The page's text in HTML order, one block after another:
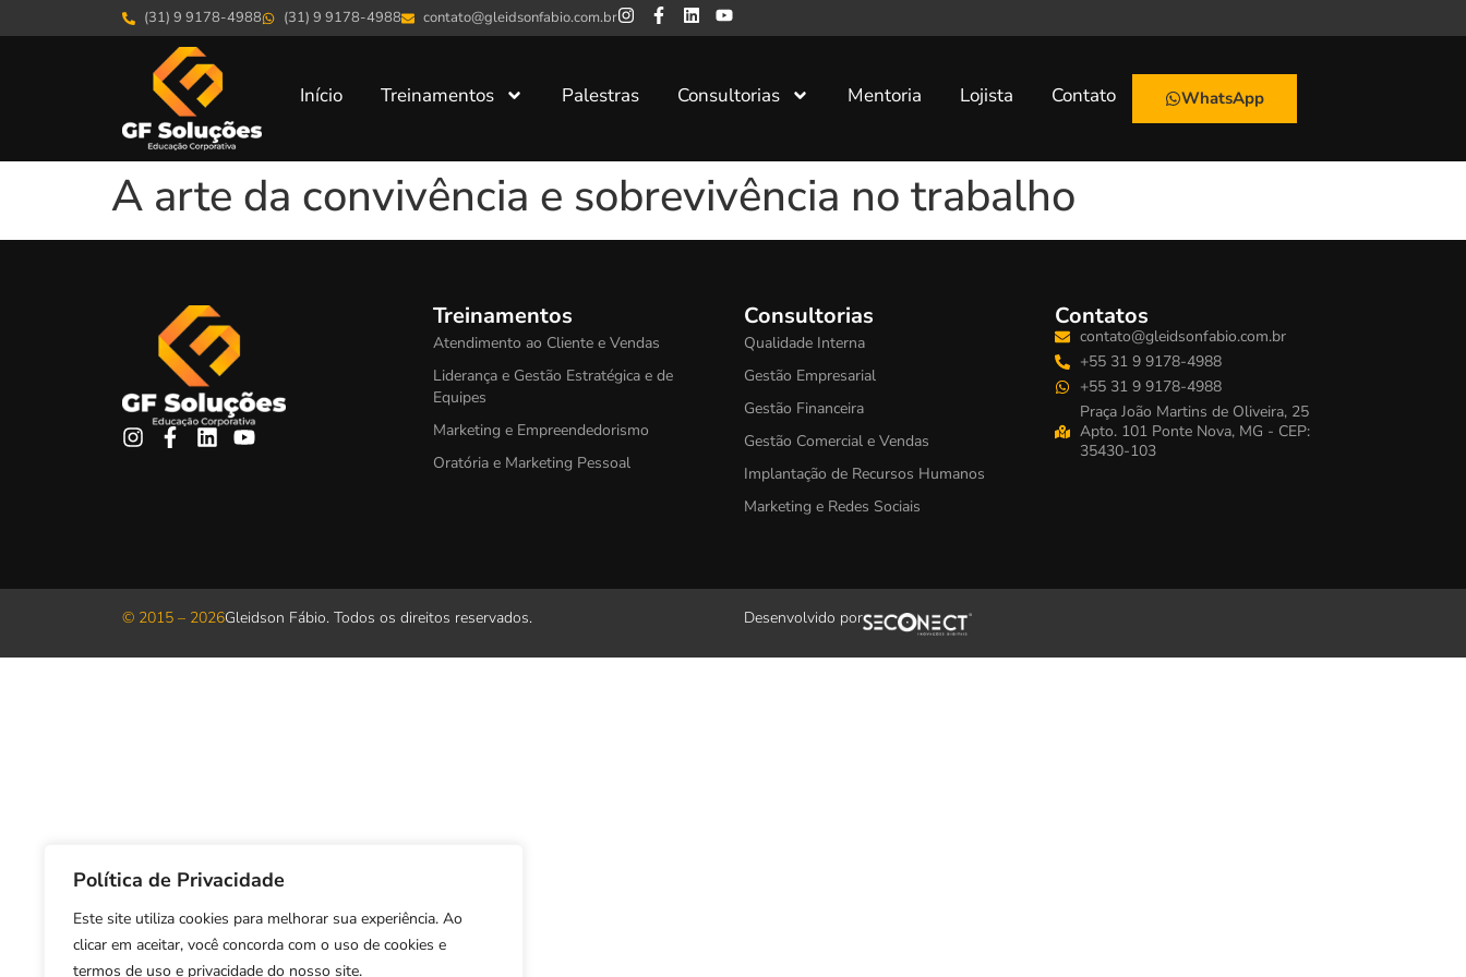
Política de Privacidade
Este site utiliza cookies para melhorar sua experiência. Ao
clicar em aceitar, você concorda com o uso de cookies e
termos de uso e privacidade do nosso site.
(31) 9 9178-4988 (31) 9 9178-4988 contato@gleidsonfabio.com.br
Início Treinamentos Palestras Consultorias Mentoria Lojista Contato WhatsApp
A arte da convivência e sobrevivência no trabalho
Treinamentos
Atendimento ao Cliente e Vendas
Liderança e Gestão Estratégica e de
Equipes
Marketing e Empreendedorismo
Oratória e Marketing Pessoal
Consultorias
Qualidade Interna
Gestão Empresarial
Gestão Financeira
Gestão Comercial e Vendas
Implantação de Recursos Humanos
Marketing e Redes Sociais
Contatos
contato@gleidsonfabio.com.br
+55 31 9 9178-4988
+55 31 9 9178-4988
Praça João Martins de Oliveira, 25
Apto. 101 Ponte Nova, MG - CEP:
35430-103
© 2015 – 2026Gleidson Fábio. Todos os direitos reservados. Desenvolvido por